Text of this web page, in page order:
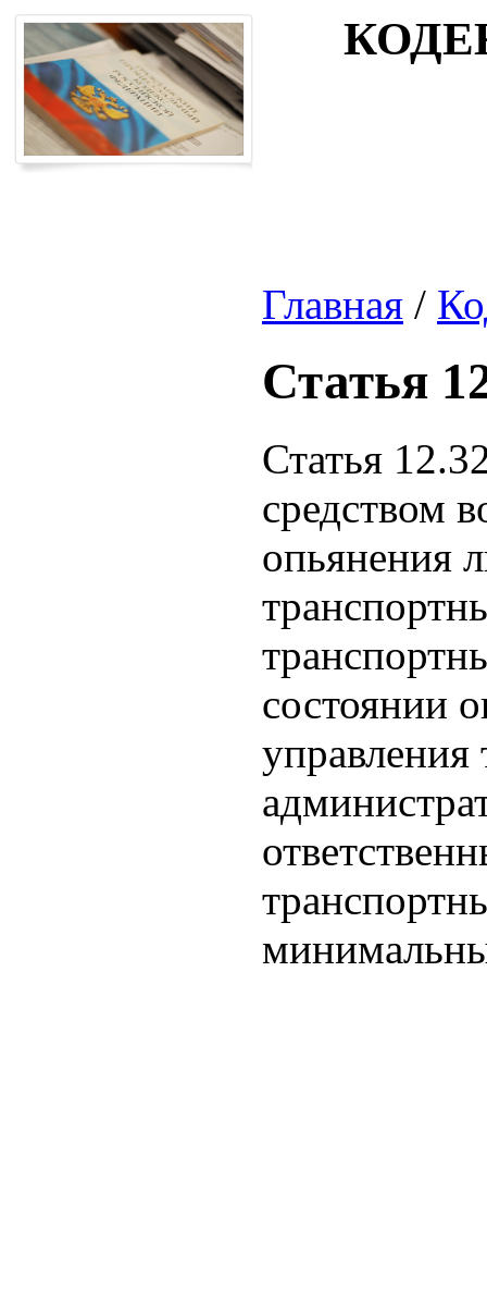
Главная /
Статья
Статья
средством
опьянения
состоянии
управления